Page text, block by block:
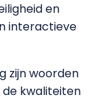
en
interactieve
zijn woorden
kwaliteiten